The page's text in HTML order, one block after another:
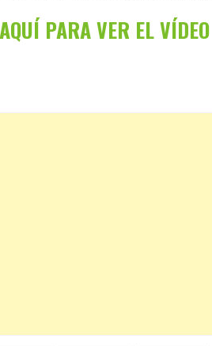
PARA VER EL VÍDEO